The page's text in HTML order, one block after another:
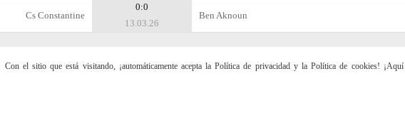
Cs Constantine
0:0
13.03.26
Ben Aknoun
el sitio que está visitando, ¡automáticamente acepta la Política de privacidad y la Política de cookies! ¡Aquí